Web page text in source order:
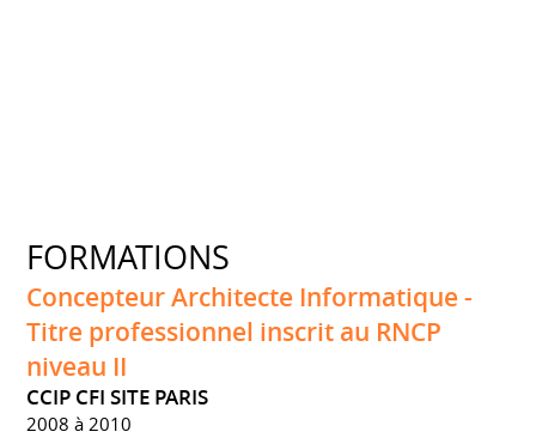
FORMATIONS
Concepteur Architecte Informatique -
Titre professionnel inscrit au RNCP
niveau II
CCIP CFI SITE PARIS
2008 à 2010